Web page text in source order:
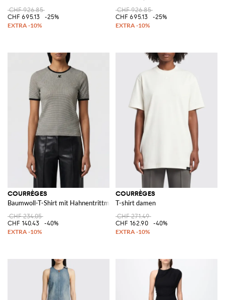
CHF 926.85
CHF 695.13
-25%
CHF 926.85
CHF 695.13
-25%
COURRÈGES
Baumwoll-T-Shirt mit Hahnentrittmuster
CHF 234.05
CHF 140.43
-40%
COURRÈGES
T-shirt damen
CHF 271.49
CHF 162.90
-40%